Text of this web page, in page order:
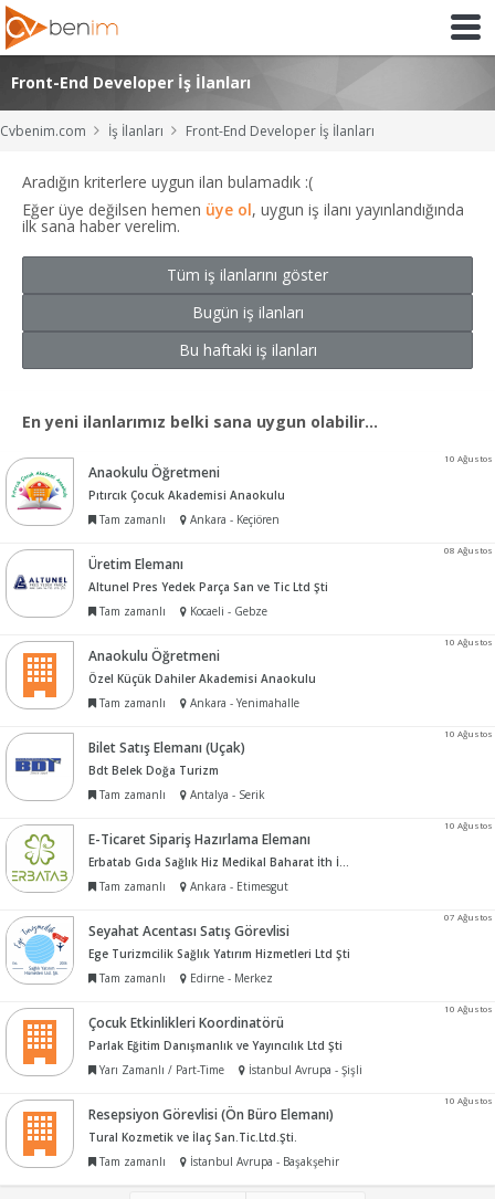
Front-End Developer İş İlanları
Cvbenim.com İş İlanları Front-End Developer İş İlanları
Aradığın kriterlere uygun ilan bulamadık :(
Eğer üye değilsen hemen üye ol, uygun iş ilanı yayınlandığında
ilk sana haber verelim.
Tüm iş ilanlarını göster
Bugün iş ilanları
Bu haftaki iş ilanları
En yeni ilanlarımız belki sana uygun olabilir...
10 Ağustos
Anaokulu Öğretmeni
Pıtırcık Çocuk Akademisi Anaokulu
Tam zamanlı
Ankara - Keçiören
08 Ağustos
Üretim Elemanı
Altunel Pres Yedek Parça San ve Tic Ltd Şti
Tam zamanlı
Kocaeli - Gebze
10 Ağustos
Anaokulu Öğretmeni
Özel Küçük Dahiler Akademisi Anaokulu
Tam zamanlı
Ankara - Yenimahalle
10 Ağustos
Bilet Satış Elemanı (Uçak)
Bdt Belek Doğa Turizm
Tam zamanlı
Antalya - Serik
10 Ağustos
E-Ticaret Sipariş Hazırlama Elemanı
Erbatab Gıda Sağlık Hiz Medikal Baharat İth İhr San ve Tic Ltd Şti
Tam zamanlı
Ankara - Etimesgut
07 Ağustos
Seyahat Acentası Satış Görevlisi
Ege Turizmcilik Sağlık Yatırım Hizmetleri Ltd Şti
Tam zamanlı
Edirne - Merkez
10 Ağustos
Çocuk Etkinlikleri Koordinatörü
Parlak Eğitim Danışmanlık ve Yayıncılık Ltd Şti
Yarı Zamanlı / Part-Time
İstanbul Avrupa - Şişli
10 Ağustos
Resepsiyon Görevlisi (Ön Büro Elemanı)
Tural Kozmetik ve İlaç San.Tic.Ltd.Şti.
Tam zamanlı
İstanbul Avrupa - Başakşehir